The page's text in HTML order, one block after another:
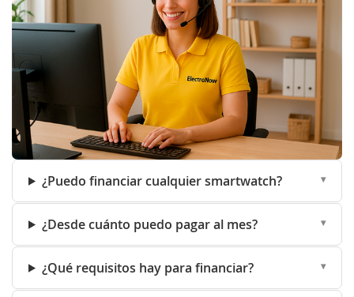
¿Puedo financiar cualquier smartwatch?
¿Desde cuánto puedo pagar al mes?
¿Qué requisitos hay para financiar?